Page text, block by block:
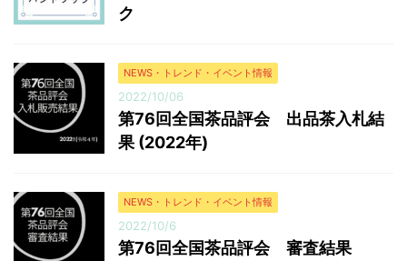
ク
NEWS・トレンド・イベント情報
2022/10/06
第76回全国茶品評会 出品茶入札結
果 (2022年)
NEWS・トレンド・イベント情報
2022/10/6
第76回全国茶品評会 審査結果